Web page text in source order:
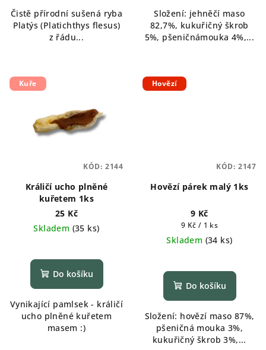
z
5
hvězdiček.
Čistě přírodní sušená ryba
Platýs (Platichthys flesus)
z řádu...
Složení: jehněčí maso
82,7%, kukuřičný škrob
5%, pšeničnámouka 4%,...
Kuře
Králičí ucho plněné
kuřetem 1ks
25 Kč
Skladem (35 ks)
Do košíku
Vynikající pamlsek - králičí
ucho plněné kuřetem
masem :)
KÓD: 2144
Hovězí
Hovězí párek malý 1ks
9 Kč
Měrná
cena:
9 Kč / 1 ks
Skladem (34 ks)
Do košíku
Složení: hovězí maso 87%,
pšeničná mouka 3%,
kukuřičný škrob 3%,...
KÓD: 2147